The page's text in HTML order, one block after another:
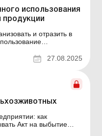
использования
продукции
и отразить в
для продажи.
урожая остается на
27.08.2025
как